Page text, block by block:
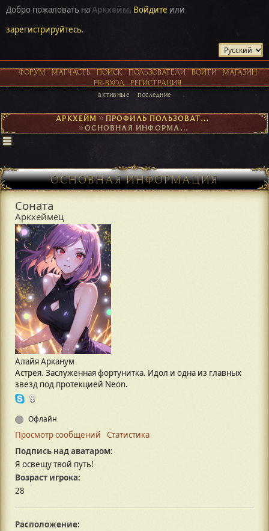
Добро пожаловать наАркхейм. Войдите или
зарегистрируйтесь.
ФОРУМ МАТЧАСТЬ ПОИСК ПОЛЬЗОВАТЕЛИ ВОЙТИ
МАГАЗИН
PR-ВХОД
РЕГИСТРАЦИЯ
активные последние
АРКХЕЙМ► ПРОФИЛЬ ПОЛЬЗОВАТЕЛЯ СОНАТА
► ОСНОВНАЯ ИНФОРМАЦИЯ
ОСНОВНАЯ ИНФОРМАЦИЯ
Соната
Аркхеймец
Алайя Арканум
Астрея. Заслуженная фортунитка. Идол и одна из главных
звезд под протекцией Neon.
Офлайн
Просмотр сообщений
Статистика
Подпись над аватаром:
Я освещу твой путь!
Возраст игрока:
28
Расположение: